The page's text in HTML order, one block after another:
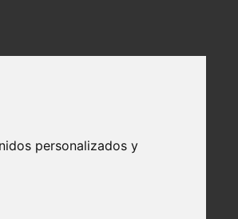
personalizados y